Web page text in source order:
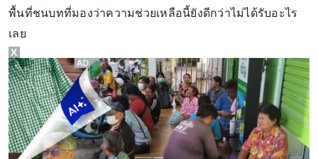
พื้นที่ชนบทที่มองว่าความช่วยเหลือนี้ยังดีกว่าไม่ได้รับอะไร
เลย
X